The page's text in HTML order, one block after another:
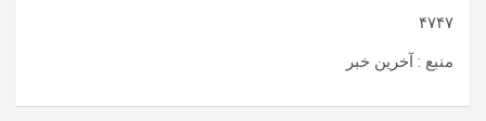
۴۷۴۷
منبع : آخرین خبر